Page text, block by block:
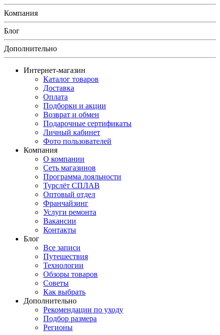
Компания
Блог
Дополнительно
Интернет-магазин
Каталог товаров
Доставка
Оплата
Подборки и акции
Возврат и обмен
Подарочные сертификаты
Личный кабинет
Фото пользователей
Компания
О компании
Сеть магазинов
Программа лояльности
Турслёт СПЛАВ
Оптовый отдел
Франчайзинг
Услуги ремонта
Вакансии
Контакты
Блог
Все записи
Путешествия
Технологии
Обзоры товаров
Советы
Как выбрать
Дополнительно
Рекомендации по уходу
Подбор размера
Регионы